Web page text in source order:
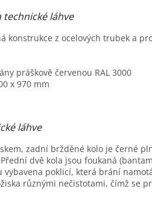
láhve
konstrukce z ocelových trubek a
práškově červenou RAL 3000
x 970 mm
láhve
zadní bržděné kolo je černé
dvě kola jsou foukaná
vybavena poklicí, která brání
různými nečistotami, čímž se